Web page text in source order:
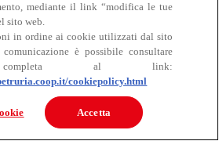
mediante il link “modifica le tue
sito web.
in ordine ai cookie utilizzati dal sito
è possibile consultare
completa al link:
cookiepolicy.html
Accetta